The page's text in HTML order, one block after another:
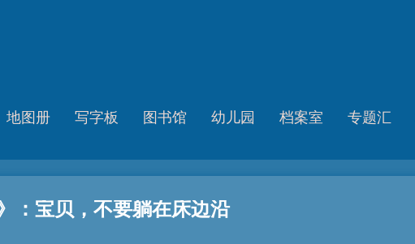
地图册 写字板 图书馆 幼儿园 档案室 专题汇
：宝贝，不要躺在床边沿